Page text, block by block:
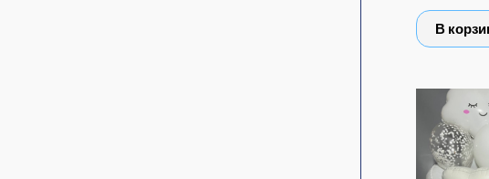
Оценка
0
5
В